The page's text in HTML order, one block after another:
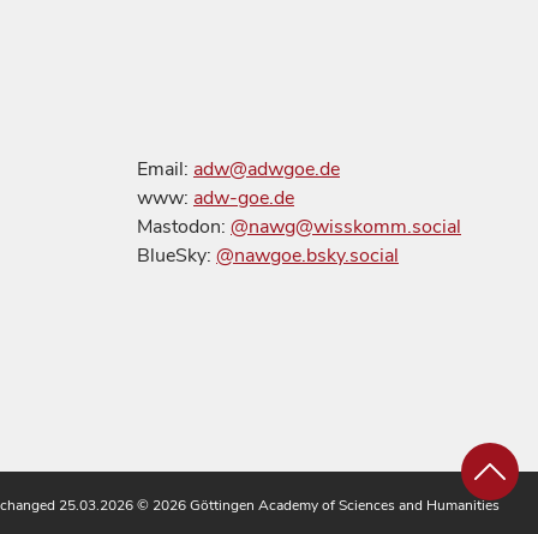
Email: adw@adwgoe.de
www: adw-goe.de
Mastodon: @nawg@wisskomm.social
BlueSky: @nawgoe.bsky.social
25.03.2026© 2026 Göttingen Academy of Sciences and Humanities